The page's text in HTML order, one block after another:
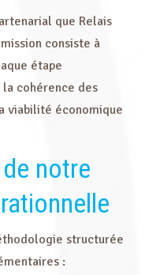
que Relais
consiste à
étape
cohérence des
viabilité économique
notre
structurée
: